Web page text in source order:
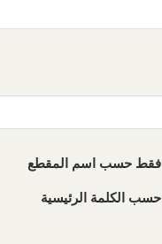
فقط حسب اسم المقطع
حسب الكلمة الرئيسية